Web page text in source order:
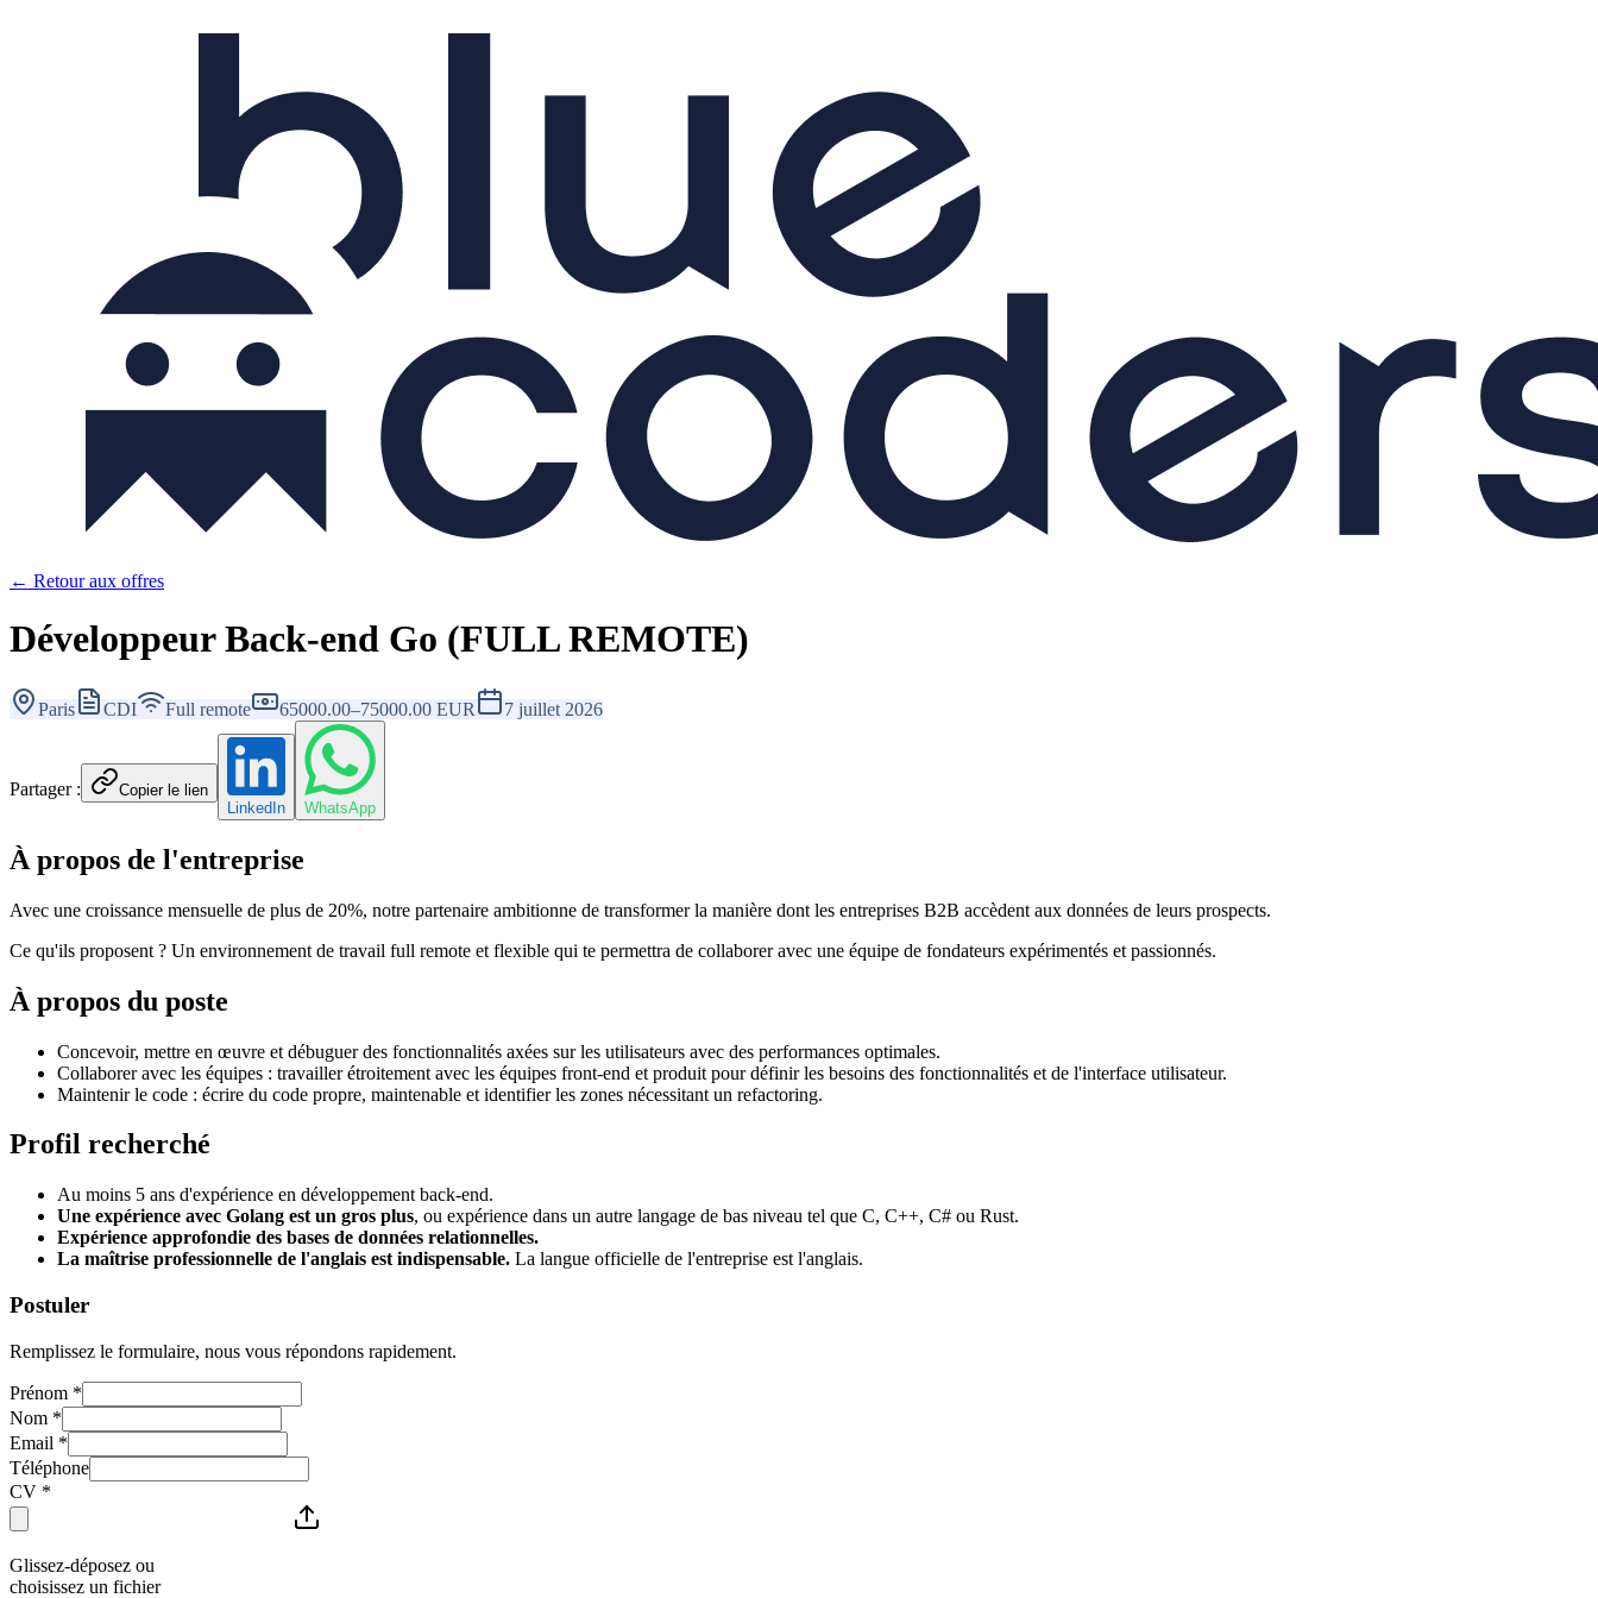
← Retour aux offres
Développeur Back-end Go (FULL REMOTE)
Paris CDI Full remote 65000.00–75000.00 EUR 7 juillet 2026
Partager :
Copier le lien
LinkedIn
WhatsApp
À propos de l'entreprise
Avec une croissance mensuelle de plus de 20%, notre partenaire ambitionne de transformer la manière dont les entreprises B2B accèdent aux données de leurs prospects.
Ce qu'ils proposent ? Un environnement de travail full remote et flexible qui te permettra de collaborer avec une équipe de fondateurs expérimentés et passionnés.
À propos du poste
Concevoir, mettre en œuvre et débuguer des fonctionnalités axées sur les utilisateurs avec des performances optimales.
Collaborer avec les équipes : travailler étroitement avec les équipes front-end et produit pour définir les besoins des fonctionnalités et de l'interface utilisateur.
Maintenir le code : écrire du code propre, maintenable et identifier les zones nécessitant un refactoring.
Profil recherché
Au moins 5 ans d'expérience en développement back-end.
Une expérience avec Golang est un gros plus, ou expérience dans un autre langage de bas niveau tel que C, C++, C# ou Rust.
Expérience approfondie des bases de données relationnelles.
La maîtrise professionnelle de l'anglais est indispensable. La langue officielle de l'entreprise est l'anglais.
Postuler
Remplissez le formulaire, nous vous répondons rapidement.
Prénom *
Nom *
Email *
Téléphone
CV *
Glissez-déposez ou
choisissez un fichier